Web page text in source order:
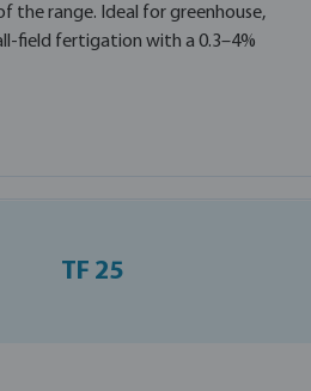
the range. Ideal for greenhouse,
field fertigation with a 0.3–4%
TF 25